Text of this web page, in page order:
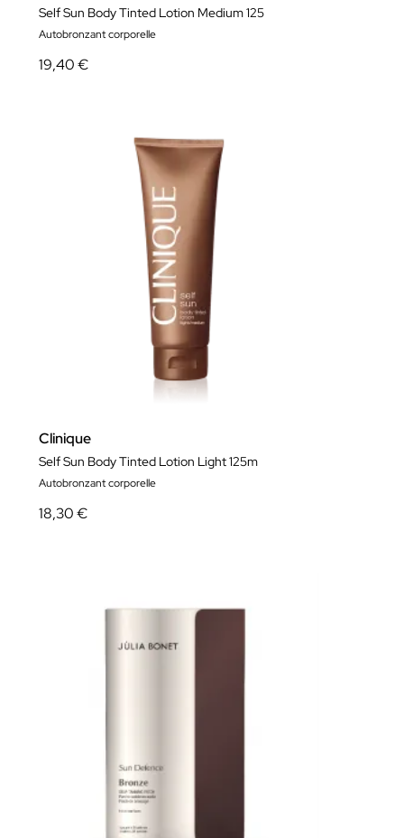
Self Sun Body Tinted Lotion Medium 125
Autobronzant corporelle
19,40 €
Clinique
Self Sun Body Tinted Lotion Light 125m
Autobronzant corporelle
18,30 €